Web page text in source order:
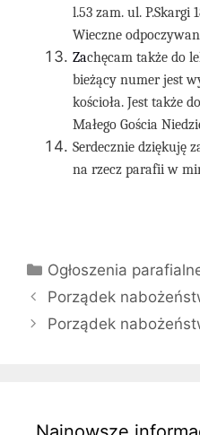
l.53 zam. ul. P.Skargi
Wieczne
Zachęcam także do
bieżący numer jest
kościoła. Jest także
Małego Gościa
Serdecznie dziękuję
na rzecz parafii w
Kategorie
Ogłoszenia
Porządek
Porządek